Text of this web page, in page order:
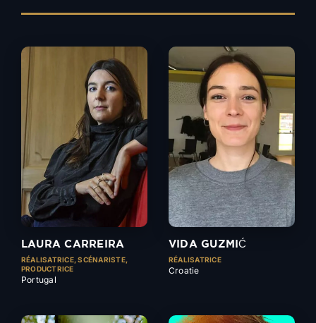
LAURA CARREIRA
RÉALISATRICE, SCÉNARISTE,
PRODUCTRICE
Portugal
VIDA GUZMIĆ
RÉALISATRICE
Croatie